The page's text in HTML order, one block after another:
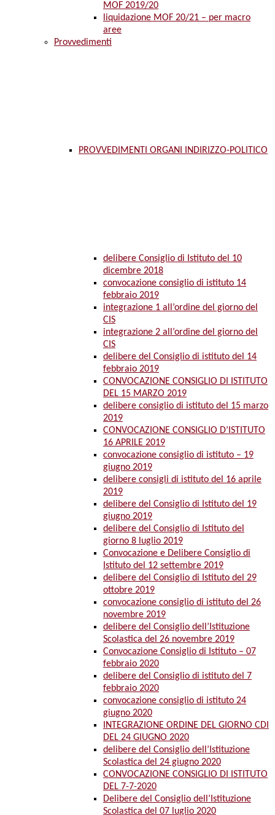
MOF 2019/20
liquidazione MOF 20/21 – per macro
aree
Provvedimenti
PROVVEDIMENTI ORGANI INDIRIZZO-POLITICO
delibere Consiglio di Istituto del 10
dicembre 2018
convocazione consiglio di istituto 14
febbraio 2019
integrazione 1 all’ordine del giorno del
CIS
integrazione 2 all’ordine del giorno del
CIS
delibere del Consiglio di istituto del 14
febbraio 2019
CONVOCAZIONE CONSIGLIO DI ISTITUTO
DEL 15 MARZO 2019
delibere consiglio di istituto del 15 marzo
2019
CONVOCAZIONE CONSIGLIO D’ISTITUTO
16 APRILE 2019
convocazione consiglio di istituto – 19
giugno 2019
delibere consigli di istituto del 16 aprile
2019
delibere del Consiglio di Istituto del 19
giugno 2019
delibere del Consiglio di Istituto del
giorno 8 luglio 2019
Convocazione e Delibere Consiglio di
Istituto del 12 settembre 2019
delibere del Consiglio di Istituto del 29
ottobre 2019
convocazione consiglio di istituto del 26
novembre 2019
delibere del Consiglio dell’Istituzione
Scolastica del 26 novembre 2019
Convocazione Consiglio di Istituto – 07
febbraio 2020
delibere del Consiglio di istituto del 7
febbraio 2020
convocazione consiglio di istituto 24
giugno 2020
INTEGRAZIONE ORDINE DEL GIORNO CDI
DEL 24 GIUGNO 2020
delibere del Consiglio dell’Istituzione
Scolastica del 24 giugno 2020
CONVOCAZIONE CONSIGLIO DI ISTITUTO
DEL 7-7-2020
Delibere del Consiglio dell’Istituzione
Scolastica del 07 luglio 2020